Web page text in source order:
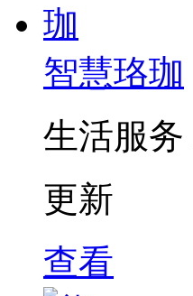
智慧珞珈
生活服务
更新
查看